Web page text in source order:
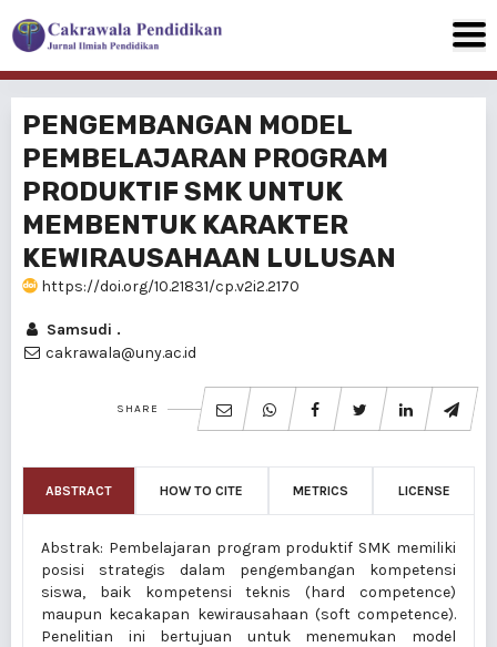
PENGEMBANGAN MODEL
PEMBELAJARAN PROGRAM
PRODUKTIF SMK UNTUK
MEMBENTUK KARAKTER
KEWIRAUSAHAAN LULUSAN
https://doi.org/10.21831/cp.v2i2.2170
Samsudi .
cakrawala@uny.ac.id
SHARE
ABSTRACT HOW TO CITE METRICS LICENSE
Abstrak: Pembelajaran program produktif SMK memiliki
posisi strategis dalam pengembangan kompetensi
siswa, baik kompetensi teknis (hard competence)
maupun kecakapan kewirausahaan (soft competence).
Penelitian ini bertujuan untuk menemukan model